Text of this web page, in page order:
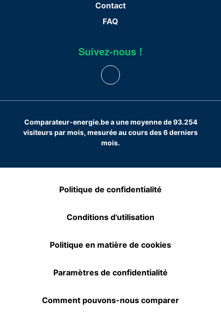
Contact
FAQ
Suivez-nous !
Comparateur-energie.be a une moyenne de 93.254
visiteurs par mois, mesurée au cours des 6 derniers
mois.
Politique de confidentialité
Conditions d'utilisation
Politique en matière de cookies
Paramètres de confidentialité
Comment pouvons-nous comparer